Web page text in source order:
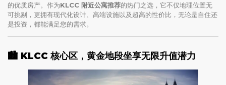
的优质房产。作为KLCC 附近公寓推荐的热门之选，它不仅地理位置无
可挑剔，更拥有现代化设计、高端设施以及超高的性价比，无论是自住还
是投资，都能满足您的需求。
🏙️ KLCC 核心区，黄金地段坐享无限升值潜力